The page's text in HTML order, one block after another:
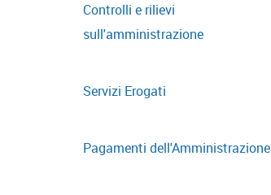
Controlli e rilievi
sull'amministrazione
Servizi Erogati
Pagamenti dell'Amministrazione